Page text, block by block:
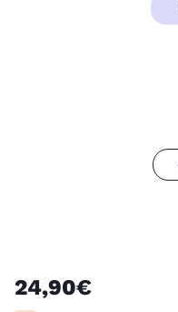
24,90€